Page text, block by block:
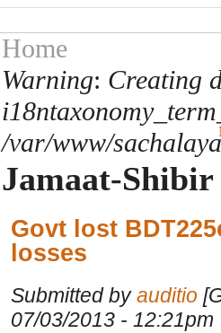
Home
Warning: Creating
/var/www/
Jamaat-
Govt lost
losses
Submitted by auditio
07/03/2013 - 12:21pm